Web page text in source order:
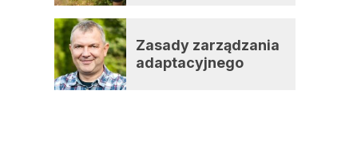
Zasady zarządzania
adaptacyjnego